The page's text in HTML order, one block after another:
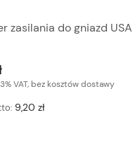
zasilania do gniazd USA
VAT, bez kosztów dostawy
9,20 zł